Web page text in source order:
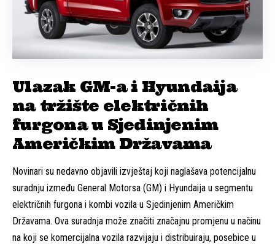
Ulazak GM-a i Hyundaija
na tržište električnih
furgona u Sjedinjenim
Američkim Državama
Novinari su nedavno objavili izvještaj koji naglašava potencijalnu
suradnju između General Motorsa (GM) i Hyundaija u segmentu
električnih furgona i kombi vozila u Sjedinjenim Američkim
Državama. Ova suradnja može značiti značajnu promjenu u načinu
na koji se komercijalna vozila razvijaju i distribuiraju, posebice u